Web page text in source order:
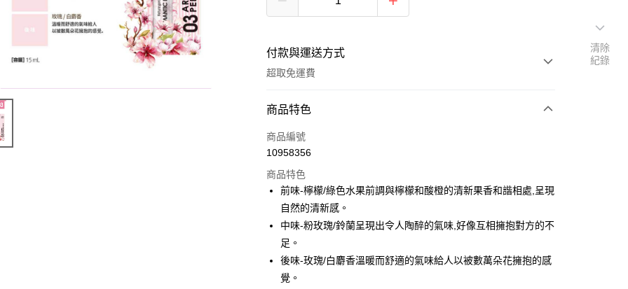
付款與運送方式
超取免運費
付款方式
全家線上支付
運送方式
全家取貨付款
免運費
常溫-付款後全家取貨
商品特色
商品編號
10958356
商品特色
前味-檸檬/綠色水果前調與檸檬和酸橙的清新果香和諧相處,呈現
自然的清新感。
中味-粉玫瑰/鈴蘭呈現出令人陶醉的氣味,好像互相擁抱對方的不
足。
後味-玫瑰/白麝香溫暖而舒適的氣味給人以被數萬朵花擁抱的感
覺。
清除
紀錄